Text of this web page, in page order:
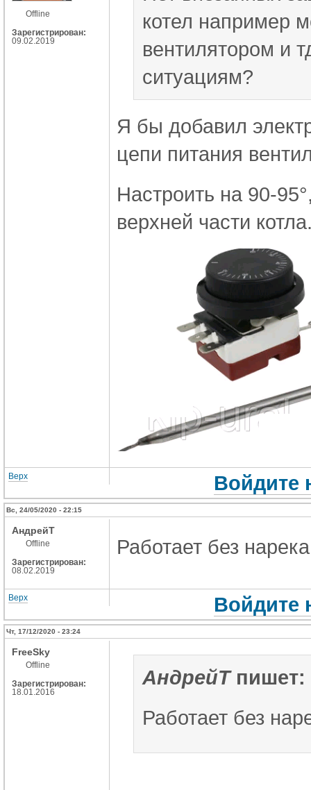
Offline
Зарегистрирован:
09.02.2019
котел например
вентилятором и
ситуациям?
Я бы добавил
цепи питания
Настроить на 90-
верхней части
Верх Войдите
Вс, 24/05/2020 - 22:15
АндрейT
Offline
Зарегистрирован:
08.02.2019
Работает без
Верх Войдите
Чт, 17/12/2020 - 23:24
FreeSky
Offline
Зарегистрирован:
18.01.2016
АндрейTпишет:
Работает без